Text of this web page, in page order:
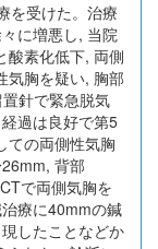
を受けた。治療
に増悪し, 当院
酸素化低下, 両側
気胸を疑い, 胸部
針で緊急脱気
過は良好で第5
ての両側性気胸
背部
で両側気胸を
療に40mmの鍼
したことなどか